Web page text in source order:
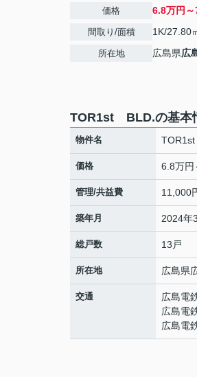
価格 6.8万円～
間取り/面積 1K/27.80
所在地 広島県広
TOR1st BLD.の基本
物件名
価格 6.8万円
管理/共益費 11,000
築年月 2024年
総戸数 13戸
所在地 広島県
交通 広島電
広島電
広島電